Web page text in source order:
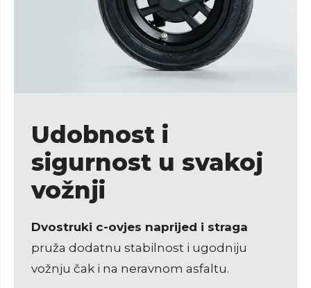
Udobnost i
sigurnost u svakoj
vožnji
Dvostruki c-ovjes naprijed i straga
pruža dodatnu stabilnost i ugodniju
vožnju čak i na neravnom asfaltu.